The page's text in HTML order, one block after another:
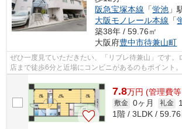
阪急宝塚本線 「蛍池 」
大阪モノレール本線 「
築38年 / 59.76㎡
大阪府豊中市待兼山町
ぜひ一度見ていただきたい、「リブレ待兼山」です。
店まで徒歩6分と近場にコンビニがあるのもポイント
7.8万円 (管理費
敷金 0ヶ月 礼金
1階 / 3LDK / 59.76